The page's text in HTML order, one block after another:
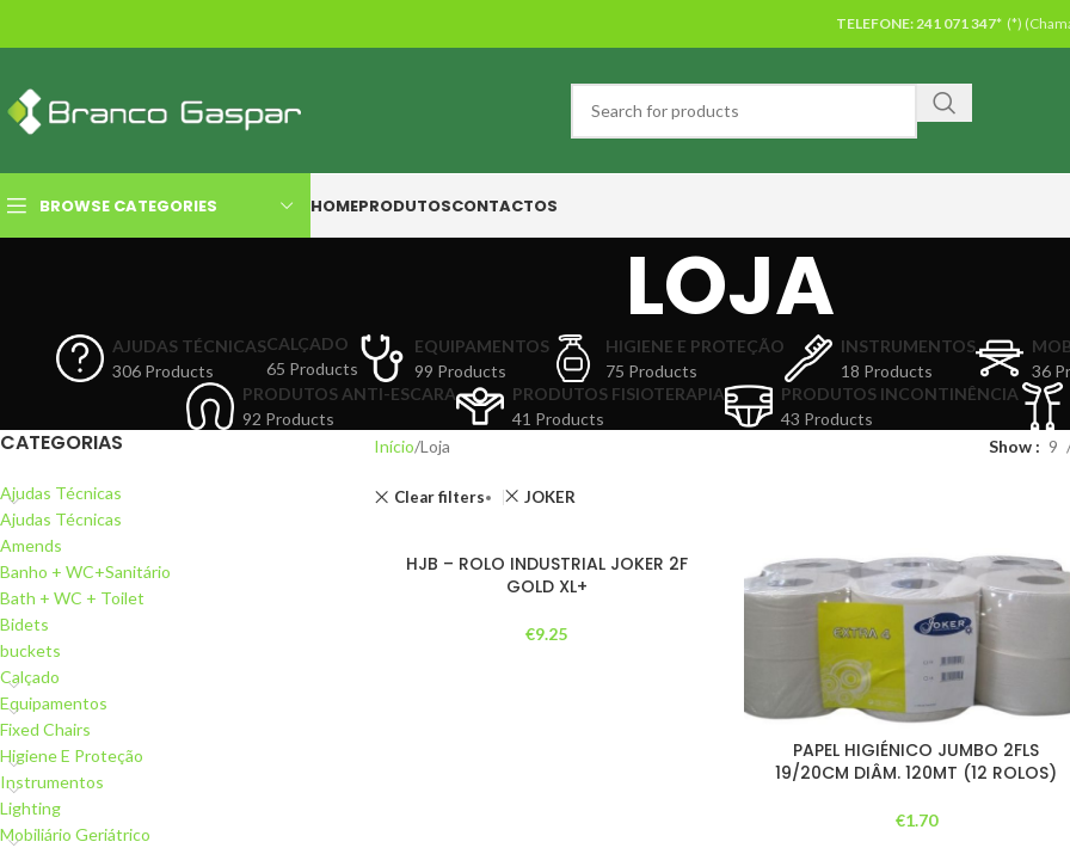
TELEFONE:241 071 347* (*)
BROWSE CATEGORIES HOMEPRODUTOSCONTACTOS
LOJA
AJUDAS TÉCNICAS
306 Products
CALÇADO
65 Products
EQUIPAMENTOS
99 Products
HIGIENE E PROTEÇÃO
75 Products
INSTRUMENTOS
18 Products
36
PRODUTOS ANTI-ESCARA
92 Products
PRODUTOS FISIOTERAPIA
41 Products
PRODUTOS INCONTINÊNCIA
43 Products
CATEGORIAS
Ajudas Técnicas
Ajudas Técnicas
Amends
Banho + WC+Sanitário
Bath + WC + Toilet
Bidets
buckets
Calçado
Equipamentos
Fixed Chairs
Higiene E Proteção
Instrumentos
Lighting
Mobiliário Geriátrico
Início Loja Show 9
Clear filters JOKER
HJB – ROLO INDUSTRIAL JOKER 2F
GOLD XL+
€9.25
PAPEL HIGIÉNICO JUMBO 2FLS
19/20CM DIÂM. 120MT (12 ROLOS)
€1.70